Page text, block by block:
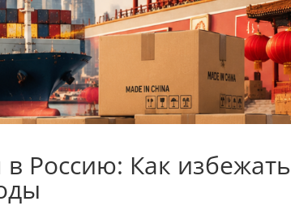
в Россию: Как избежать